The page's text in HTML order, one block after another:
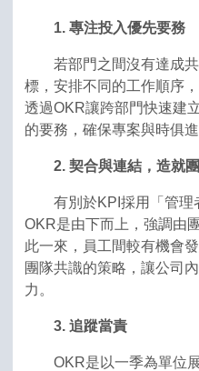
1. 專注投入優先要務
若部門之間沒有達成共
標，安排不同的工作順序
透過OKR讓跨部門快速建
的要務，確保專案與時俱
2. 契合與連結，造就團
有別於KPI採用「管理
OKR是由下而上，強調由
此一來，員工間較有機會
團隊共識的策略，讓公司
力。
3. 追蹤當責
OKR是以一季為單位展